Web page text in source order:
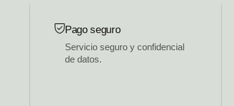
Pago seguro
Servicio seguro y confidencial
de datos.